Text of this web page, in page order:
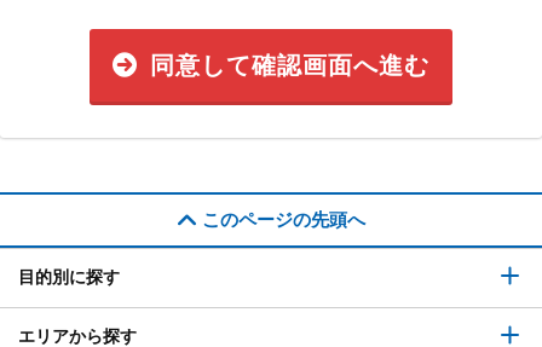
同意して確認画面へ進む
このページの先頭へ
目的別に探す
エリアから探す